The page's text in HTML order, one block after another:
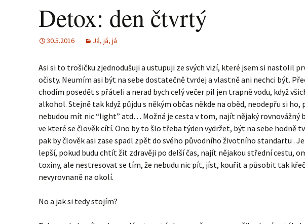
Detox: den čtvrtý
30.5.2016 Já, já, já
Asi si to trošičku zjednodušuji a ustupuji ze svých vizí, které jsem si nastolil
očisty. Neumím asi být na sebe dostatečně tvrdej a vlastně ani nechci být.
chodím posedět s přáteli a nerad bych celý večer pil jen trapně vodu, když
alkohol. Stejně tak když půjdu s někým občas někde na oběd, neodepřu si ho,
nebudou mít nic “light” atd… Možná je cesta v tom, najít nějaký rovnovážný
ve které se člověk cítí. Ono by to šlo třeba týden vydržet, být na sebe hodně
pak by člověk asi zase spadl zpět do svého původního životního standartu .
lepší, pokud budu chtít žit zdravěji po delší čas, najít nějakou střední cestu,
toxiny, ale nestresovat se tím, že nebudu nic pít, jíst, kouřit a působit tak
nevyrovnaně na okolí.
No a jak si tedy stojím?